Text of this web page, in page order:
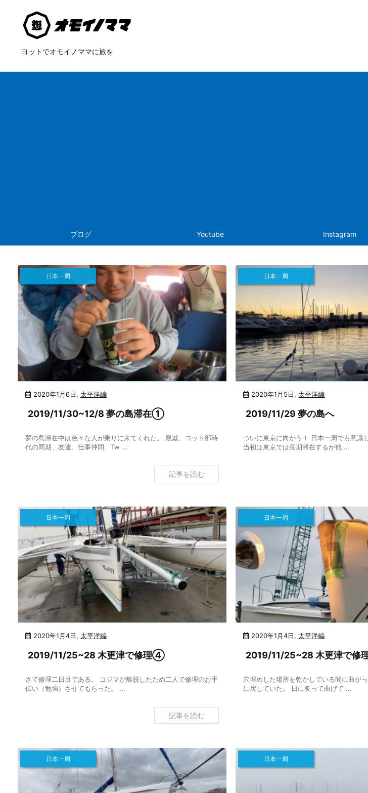
ヨットでオモイノママに旅を
ブログ Youtube Instagram
2020年1月6日
日本一周
, 太平洋編
2019/11/30~12/8 夢の島滞在①
夢の島滞在中は色々な人が乗りに来てくれた。 親戚、ヨット部時
代の同期、友達、仕事仲間、Tw ...
記事を読む
2020年1月5日
日本一周
,太平洋編
2019/11/29 夢の島へ
ついに東京に向かう！ 日本一周でも意識
当初は東京では長期滞在するが他 ...
2020年1月4日
日本一周
, 太平洋編
2019/11/25~28 木更津で修理④
さて修理二日目である。 コジマが離脱したため二人で修理のお手
伝い（勉強）させてもらった。 ...
記事を読む
2020年1月4日
日本一周
,太平洋編
2019/11/25~28 木更津で
穴埋めした場所を乾かしている間に曲が
に戻していた。 日に炙って曲げて ...
日本一周 日本一周